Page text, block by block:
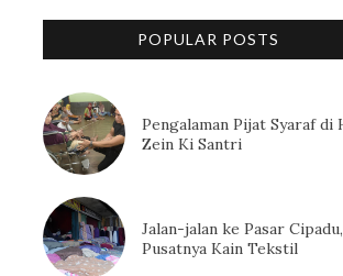
POPULAR POSTS
Pengalaman Pijat Syaraf di
Zein Ki Santri
Jalan-jalan ke Pasar Cipadu,
Pusatnya Kain Tekstil